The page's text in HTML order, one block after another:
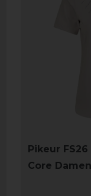
Pikeur
Core Damen